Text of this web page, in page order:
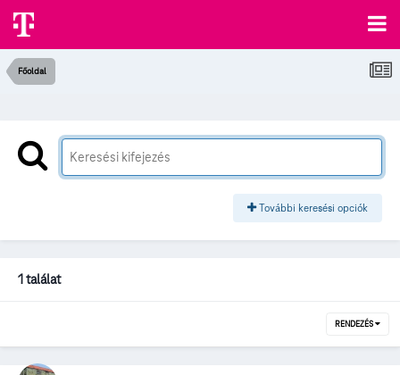
Főoldal
További keresési opciók
1 találat
RENDEZÉS